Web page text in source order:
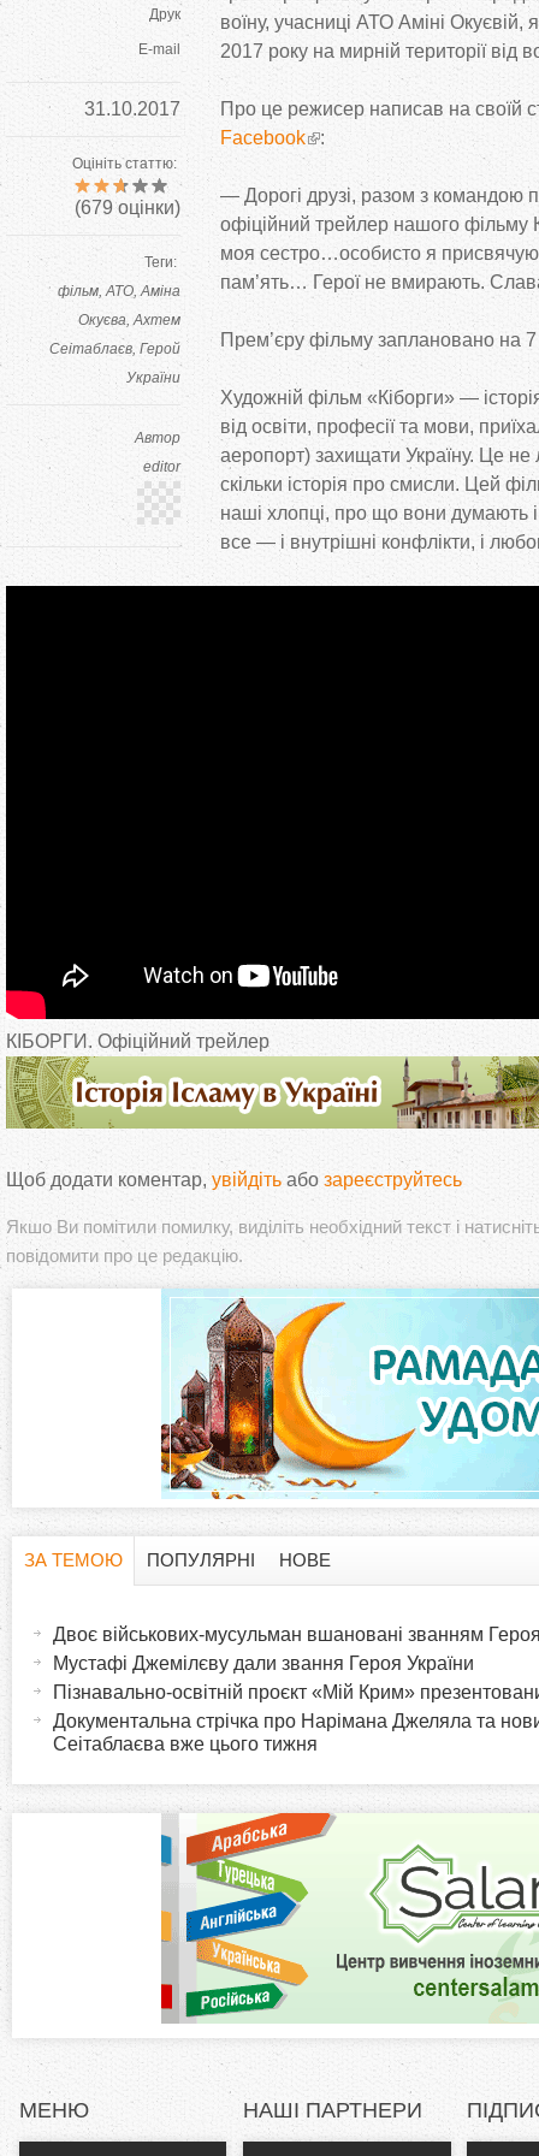
Друк
E-mail
31.10.2017
Оцініть статтю:
(679оцінки)
Теги:
фільм АТО Аміна
Окуєва Ахтем
Сеітаблаєв Герой
України
Автор
editor
воїну, учасниці АТО Аміні Окуєвій,
2017 року на мирній території від
Про це режисер написав на своїй
Facebook
:
— Дорогi друзi, разом з командою
офiцiйний трейлер нашого
моя сестро…особисто я
пам’ять… Героï не вмирають.
Прем’єру фільму заплановано на 7
Художній фільм «Кіборги» —
від освіти, професії та мови,
аеропорт) захищати Україну. Це не
скільки історія про смисли. Цей
наші хлопці, про що вони думають
все — і внутрішні конфлікти, і
КІБОРГИ. Офіційний трейлер
Щоб додати коментар, увійдіть або зареєструйтесь
Якшо Ви помітили помилку, виділіть необхідний текст і
повідомити про це редакцію.
z
a
ЗА ТЕМОЮ
а
)
ПОПУЛЯРНІ НОВЕ
Двоє військових-мусульман вшановані званням
Мустафі Джемілєву дали звання Героя України
Пізнавально-освітній проєкт «Мій Крим»
Документальна стрічка про Нарімана Джеляла та
Сеітаблаєва вже цього тижня
МЕНЮ НАШІ ПАРТНЕРИ